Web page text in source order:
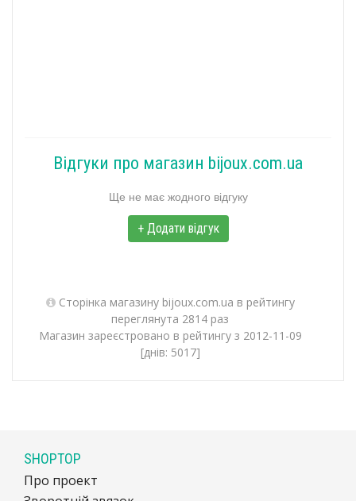
Відгуки про магазин bijoux.com.ua
Ще не має жодного відгуку
+ Додати відгук
Сторінка магазину bijoux.com.ua в рейтингу
переглянута 2814 раз
Магазин зареєстровано в рейтингу з 2012-11-09
[днів: 5017]
SHOPTOP
Про проект